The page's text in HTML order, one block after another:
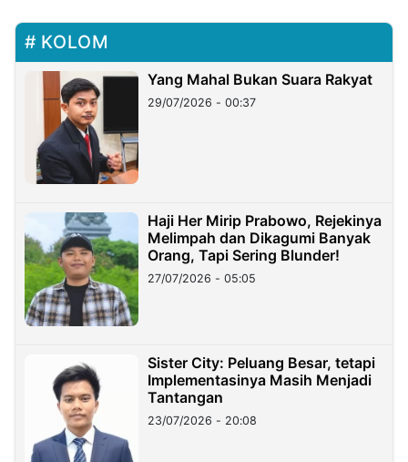
KOLOM
Yang Mahal Bukan Suara Rakyat
29/07/2026 - 00:37
Haji Her Mirip Prabowo, Rejekinya
Melimpah dan Dikagumi Banyak
Orang, Tapi Sering Blunder!
27/07/2026 - 05:05
Sister City: Peluang Besar, tetapi
Implementasinya Masih Menjadi
Tantangan
23/07/2026 - 20:08